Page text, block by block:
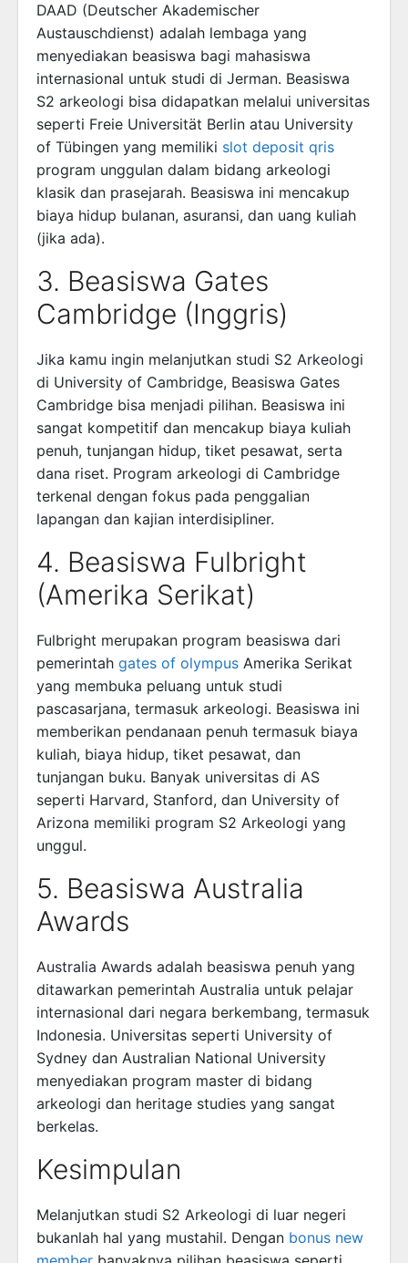
DAAD (Deutscher Akademischer
Austauschdienst) adalah lembaga yang
menyediakan beasiswa bagi mahasiswa
internasional untuk studi di Jerman. Beasiswa
S2 arkeologi bisa didapatkan melalui universitas
seperti Freie Universität Berlin atau University
of Tübingen yang memiliki slot deposit qris
program unggulan dalam bidang arkeologi
klasik dan prasejarah. Beasiswa ini mencakup
biaya hidup bulanan, asuransi, dan uang kuliah
(jika ada).
3. Beasiswa Gates
Cambridge (Inggris)
Jika kamu ingin melanjutkan studi S2 Arkeologi
di University of Cambridge, Beasiswa Gates
Cambridge bisa menjadi pilihan. Beasiswa ini
sangat kompetitif dan mencakup biaya kuliah
penuh, tunjangan hidup, tiket pesawat, serta
dana riset. Program arkeologi di Cambridge
terkenal dengan fokus pada penggalian
lapangan dan kajian interdisipliner.
4. Beasiswa Fulbright
(Amerika Serikat)
Fulbright merupakan program beasiswa dari
pemerintah gates of olympus Amerika Serikat
yang membuka peluang untuk studi
pascasarjana, termasuk arkeologi. Beasiswa ini
memberikan pendanaan penuh termasuk biaya
kuliah, biaya hidup, tiket pesawat, dan
tunjangan buku. Banyak universitas di AS
seperti Harvard, Stanford, dan University of
Arizona memiliki program S2 Arkeologi yang
unggul.
5. Beasiswa Australia
Awards
Australia Awards adalah beasiswa penuh yang
ditawarkan pemerintah Australia untuk pelajar
internasional dari negara berkembang, termasuk
Indonesia. Universitas seperti University of
Sydney dan Australian National University
menyediakan program master di bidang
arkeologi dan heritage studies yang sangat
berkelas.
Kesimpulan
Melanjutkan studi S2 Arkeologi di luar negeri
bukanlah hal yang mustahil. Dengan bonus new